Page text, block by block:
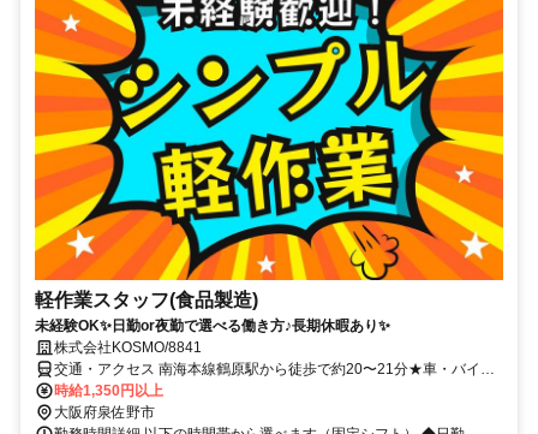
軽作業スタッフ(食品製造)
未経験OK✨日勤or夜勤で選べる働き方♪長期休暇あり✨
株式会社KOSMO/8841
交通・アクセス 南海本線鶴原駅から徒歩で約20〜21分★車・バイ
ク・自転車通勤OK（無料駐車場完備）
時給1,350円以上
大阪府泉佐野市